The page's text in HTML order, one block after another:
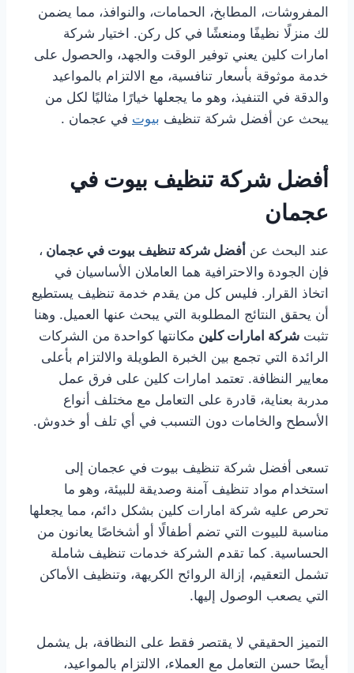
المفروشات، المطابخ، الحمامات، والنوافذ، مما يضمن
لك منزلًا نظيفًا ومنعشًا في كل ركن. اختيار شركة
امارات كلين يعني توفير الوقت والجهد، والحصول على
خدمة موثوقة بأسعار تنافسية، مع الالتزام بالمواعيد
والدقة في التنفيذ، وهو ما يجعلها خيارًا مثاليًا لكل من
يبحث عن أفضل شركة تنظيف بيوت في عجمان .
أفضل شركة تنظيف بيوت في
عجمان
عند البحث عن أفضل شركة تنظيف بيوت في عجمان ،
فإن الجودة والاحترافية هما العاملان الأساسيان في
اتخاذ القرار. فليس كل من يقدم خدمة تنظيف يستطيع
أن يحقق النتائج المطلوبة التي يبحث عنها العميل. وهنا
تثبت شركة امارات كلين مكانتها كواحدة من الشركات
الرائدة التي تجمع بين الخبرة الطويلة والالتزام بأعلى
معايير النظافة. تعتمد امارات كلين على فرق عمل
مدربة بعناية، قادرة على التعامل مع مختلف أنواع
الأسطح والخامات دون التسبب في أي تلف أو خدوش.
تسعى أفضل شركة تنظيف بيوت في عجمان إلى
استخدام مواد تنظيف آمنة وصديقة للبيئة، وهو ما
تحرص عليه شركة امارات كلين بشكل دائم، مما يجعلها
مناسبة للبيوت التي تضم أطفالًا أو أشخاصًا يعانون من
الحساسية. كما تقدم الشركة خدمات تنظيف شاملة
تشمل التعقيم، إزالة الروائح الكريهة، وتنظيف الأماكن
التي يصعب الوصول إليها.
التميز الحقيقي لا يقتصر فقط على النظافة، بل يشمل
أيضًا حسن التعامل مع العملاء، الالتزام بالمواعيد،